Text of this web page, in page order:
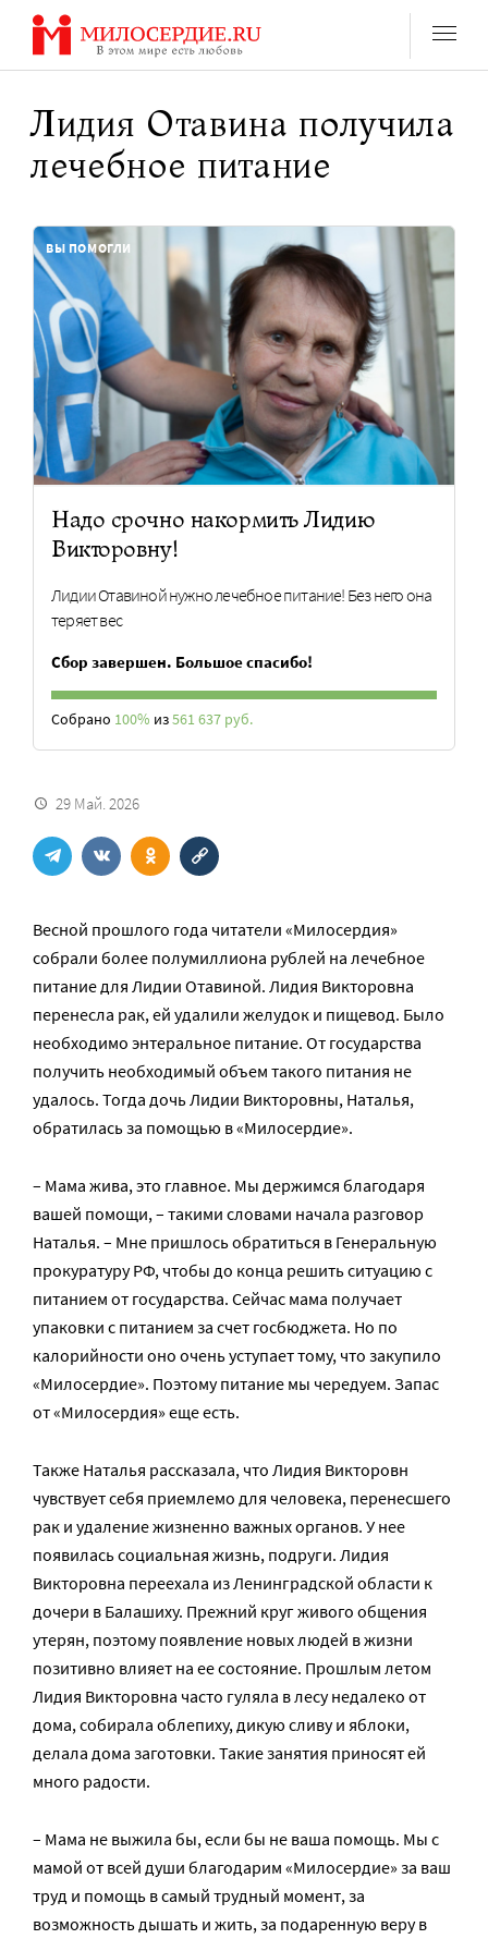
Перейти
содержанию
Лидия Отавина получила
лечебное питание
Надо срочно накормить Лидию
Викторовну!
Лидии Отавиной нужно лечебное питание! Без него она
теряет вес
Сбор завершен. Большое спасибо!
Собрано 100% из561 637 руб.
ВЫ ПОМОГЛИ
29 Май. 2026
Весной прошлого года читатели «Милосердия»
собрали более полумиллиона рублей на лечебное
питание для Лидии Отавиной. Лидия Викторовна
перенесла рак, ей удалили желудок и пищевод. Было
необходимо энтеральное питание. От государства
получить необходимый объем такого питания не
удалось. Тогда дочь Лидии Викторовны, Наталья,
обратилась за помощью в «Милосердие».
– Мама жива, это главное. Мы держимся благодаря
вашей помощи, – такими словами начала разговор
Наталья. – Мне пришлось обратиться в Генеральную
прокуратуру РФ, чтобы до конца решить ситуацию с
питанием от государства. Сейчас мама получает
упаковки с питанием за счет госбюджета. Но по
калорийности оно очень уступает тому, что закупило
«Милосердие». Поэтому питание мы чередуем. Запас
от «Милосердия» еще есть.
Также Наталья рассказала, что Лидия Викторовн
чувствует себя приемлемо для человека, перенесшего
рак и удаление жизненно важных органов. У нее
появилась социальная жизнь, подруги. Лидия
Викторовна переехала из Ленинградской области к
дочери в Балашиху. Прежний круг живого общения
утерян, поэтому появление новых людей в жизни
позитивно влияет на ее состояние. Прошлым летом
Лидия Викторовна часто гуляла в лесу недалеко от
дома, собирала облепиху, дикую сливу и яблоки,
делала дома заготовки. Такие занятия приносят ей
много радости.
– Мама не выжила бы, если бы не ваша помощь. Мы с
мамой от всей души благодарим «Милосердие» за ваш
труд и помощь в самый трудный момент, за
возможность дышать и жить, за подаренную веру в